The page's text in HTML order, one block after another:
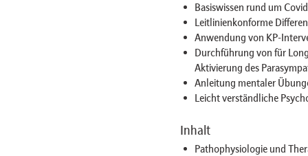
Basiswissen rund um
Leitlinienkonforme
Anwendung von KP-
Durchführung von für
Aktivierung des
Anleitung mentaler
Leicht verständliche
Inhalt
Pathophysiologie und